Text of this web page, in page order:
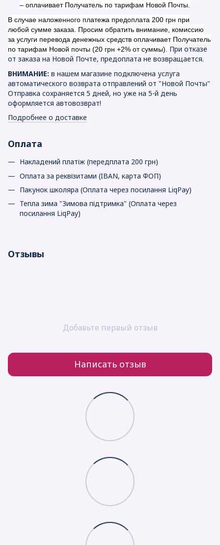
– оплачивает Получатель по тарифам Новой Почты.
В случае наложенного платежа предоплата 200 грн при
любой сумме заказа. Просим обратить внимание, комиссию
за услуги перевода денежных средств оплачивает Получатель
по тарифам Новой почты (20 грн +2% от суммы). При отказе
от заказа на Новой Почте, предоплата не возвращается.
ВНИМАНИЕ: в нашем магазине подключена услуга
автоматического возврата отправлений от "Новой Почты"
Отправка сохраняется 5 дней, но уже на 5-й день
оформляется автовозврат!
Подробнее о доставке
Оплата
Накладений платіж (передплата 200 грн)
Оплата за реквізитами (IBAN, карта ФОП)
Пакунок школяра (Оплата через посилання LiqPay)
Тепла зима "Зимова підтримка" (Оплата через
посилання LiqPay)
Отзывы
Добавьте первый отзыв
Написать отзыв